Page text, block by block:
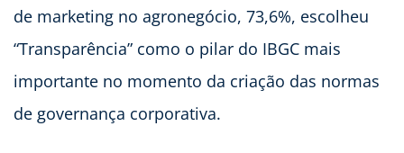
de marketing no agronegócio, 73,6%, escolheu
“Transparência” como o pilar do IBGC mais
importante no momento da criação das normas
de governança corporativa.